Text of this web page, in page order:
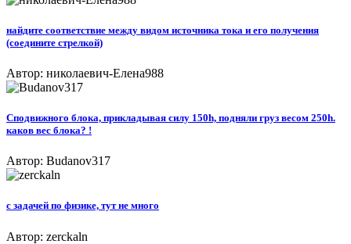
найдите соответствие между видом источника тока и его получения
(соедините стрелкой)
Автор: николаевич-Елена988
Сподвижного блока, прикладывая силу 150h, подняли груз весом 250h.
каков вес блока? !
Автор: Budanov317
с задачей по физике, тут не много
Автор: zerckaln